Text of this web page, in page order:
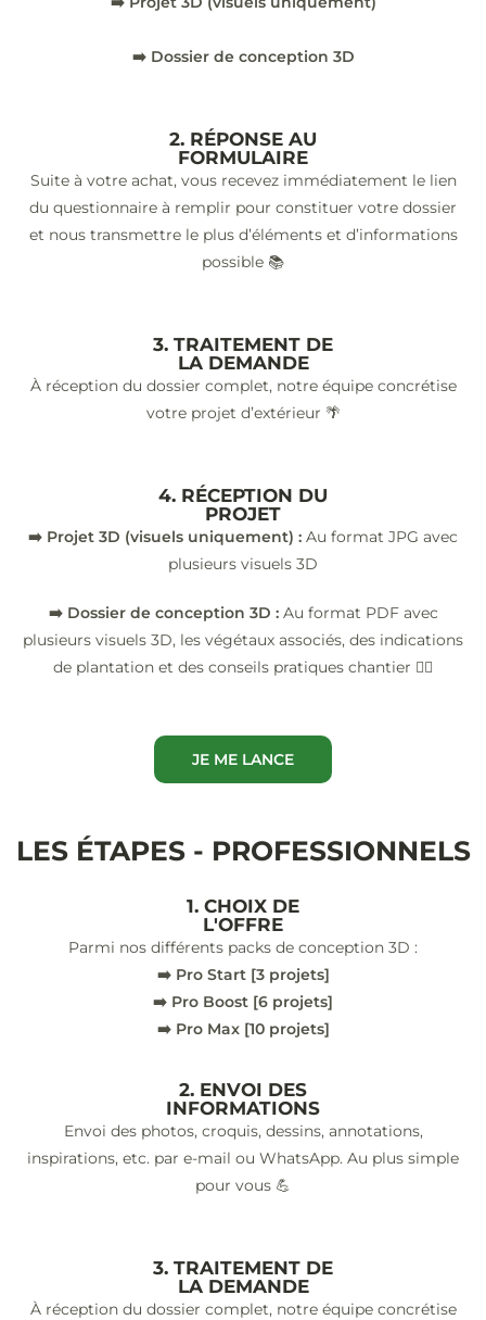
➡️ Dossier de conception 3D
2. RÉPONSE AU
FORMULAIRE
Suite à votre achat, vous recevez immédiatement le lien
du questionnaire à remplir pour constituer votre dossier
et nous transmettre le plus d’éléments et d’informations
possible 📚
3. TRAITEMENT DE
LA DEMANDE
À réception du dossier complet, notre équipe concrétise
votre projet d’extérieur 🌴
4. RÉCEPTION DU
PROJET
➡️ Projet 3D (visuels uniquement) : Au format JPG avec
plusieurs visuels 3D
➡️ Dossier de conception 3D :Au format PDF avec
plusieurs visuels 3D, les végétaux associés, des indications
de plantation et des conseils pratiques chantier 👷‍♂️
JE ME LANCE
LES ÉTAPES - PROFESSIONNELS
1. CHOIX DE
L'OFFRE
Parmi nos différents packs de conception 3D :
➡️ Pro Start [3 projets]
➡️ Pro Boost [6 projets]
➡️ Pro Max [10 projets]
2. ENVOI DES
INFORMATIONS
Envoi des photos, croquis, dessins, annotations,
inspirations, etc. par e-mail ou WhatsApp. Au plus simple
pour vous 💪
3. TRAITEMENT DE
LA DEMANDE
À réception du dossier complet, notre équipe concrétise